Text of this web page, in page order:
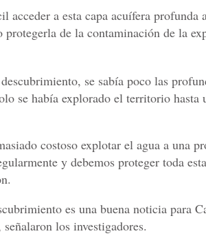
acceder a esta capa acuífera profunda
protegerla de la contaminación de la
se sabía poco las
se había explorado el territorio hasta
costoso explotar el agua a una
y debemos proteger toda
es una buena noticia para
los investigadores.